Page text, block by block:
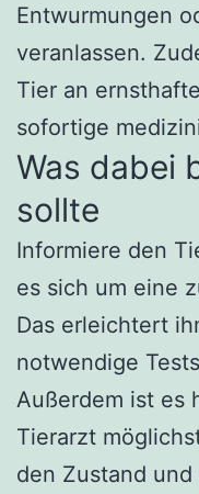
Entwurmungen
veranlassen.
Tier an
sofortige
Was dabei
sollte
Informiere den
es sich um eine
Das erleichtert
notwendige
Außerdem ist es
Tierarzt
den Zustand